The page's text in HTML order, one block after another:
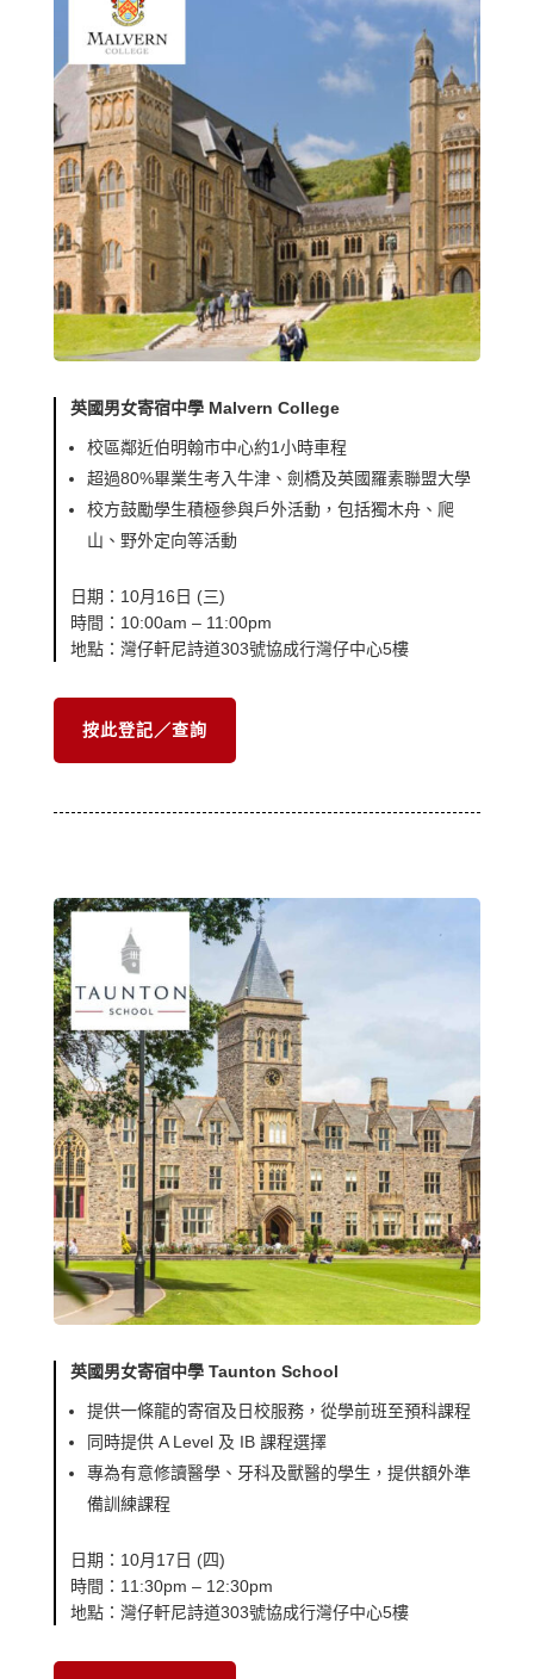
英國男女寄宿中學 Malvern College
校區鄰近伯明翰市中心約1小時車程
超過80%畢業生考入牛津、劍橋及英國羅素聯盟大學
校方鼓勵學生積極參與戶外活動，包括獨木舟、爬
山、野外定向等活動
日期：10月16日 (三)
時間：10:00am – 11:00pm
地點：灣仔軒尼詩道303號協成行灣仔中心5樓
按此登記／查詢
英國男女寄宿中學 Taunton School
提供一條龍的寄宿及日校服務，從學前班至預科課程
同時提供 A Level 及 IB 課程選擇
專為有意修讀醫學、牙科及獸醫的學生，提供額外準
備訓練課程
日期：10月17日 (四)
時間：11:30pm – 12:30pm
地點：灣仔軒尼詩道303號協成行灣仔中心5樓